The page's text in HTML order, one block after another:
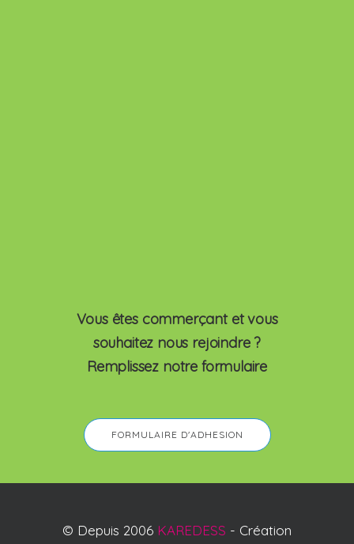
Vous êtes commerçant et vous
souhaitez nous rejoindre ?
Remplissez notre formulaire
FORMULAIRE D'ADHESION
© Depuis 2006 KAREDESS - Création